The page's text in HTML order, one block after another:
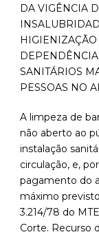
DA VIGÊNCIA
SANITÁRIOS
PESSOAS NO
A limpeza de
não aberto ao
instalação
circulação, e,
pagamento do
máximo
3.214/78 do
Corte. Recurso